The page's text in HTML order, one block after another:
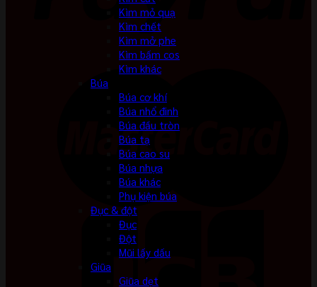
Kìm mỏ quạ
Kìm chết
Kìm mở phe
Kìm bấm cos
Kìm khác
Búa
Búa cơ khí
Búa nhổ đinh
Búa đầu tròn
Búa tạ
Búa cao su
Búa nhựa
Búa khác
Phụ kiện búa
Đục & đột
Đục
Đột
Mũi lấy dấu
Giũa
Giũa dẹt